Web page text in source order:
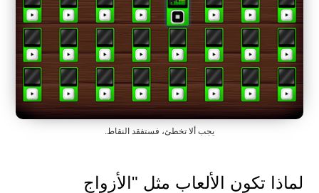
يجب ألا تخطئ، فستفقد النقاط.
لماذا تكون الألعاب مثل "الأزواج